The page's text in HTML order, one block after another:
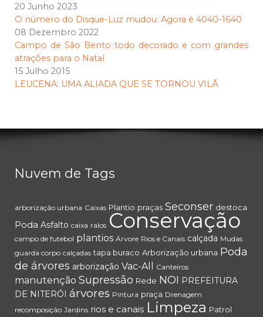
20 Junho 2023
O número do Disque-Luz mudou: Agora é 4040-1640
08 Dezembro 2022
Campo de São Bento todo decorado e com grandes
atrações para o Natal
15 Julho 2015
LEUCENA: UMA ALIADA QUE SE TORNOU VILÃ
Nuvem de Tags
arborização urbana Caixas Plantio praças Seconser destoca
Poda Asfalto caixa ralos Conservação
campo de futebol plantios Árvore Rios e Canais calçada Mudas
guarda corpo calçadas tapa buraco Arborização urbana Poda
de árvores arborização Vac-All Canteiros
manutenção Supressão Rede NOI PREFEITURA
DE NITERÓI árvores Pintura praça Drenagem
recomposição Jardins rios e canais Limpeza Patrol